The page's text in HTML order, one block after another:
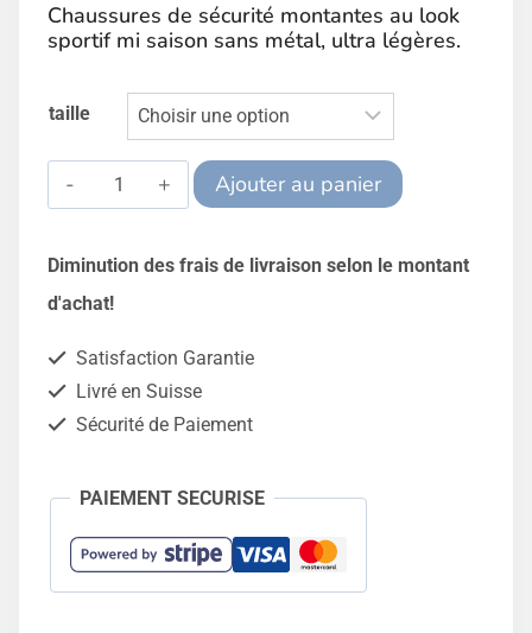
Chaussures de sécurité montantes au look
sportif mi saison sans métal, ultra légères.
taille
quantité
de
Chaussures
de
mi
Ajouter au panier
Diminution des frais de livraison selon le montant
d'achat!
Satisfaction Garantie
Livré en Suisse
Sécurité de Paiement
PAIEMENT SECURISE